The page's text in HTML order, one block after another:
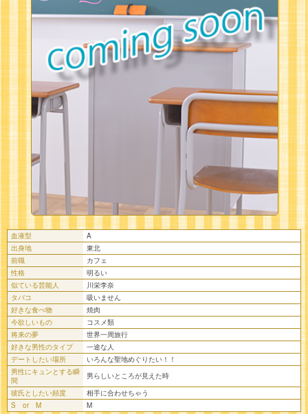
血液型
A
出身地
東北
前職
カフェ
性格
明るい
似ている芸能人
川栄李奈
タバコ
吸いません
好きな食べ物
焼肉
今欲しいもの
コスメ類
将来の夢
世界一周旅行
好きな男性のタイプ
一途な人
デートしたい場所
いろんな聖地めぐりたい！！
男性にキュンとする瞬
間
男らしいところが見えた時
彼氏としたい頻度
相手に合わせちゃう
S or M
M